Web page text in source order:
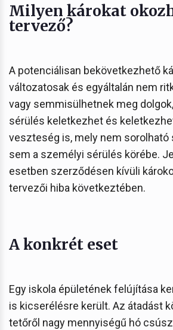
Milyen károkat
tervező?
A potenciálisan bekövetkezhető
változatosak és egyáltalán nem
vagy semmisülhetnek meg
sérülés keletkezhet és
veszteség is, mely nem sorolható
sem a személyi sérülés körébe.
esetben szerződésen kívüli
tervezői hiba következtében.
A konkrét eset
Egy iskola épületének felújítása
is kicserélésre került. Az átadást
tetőről nagy mennyiségű hó